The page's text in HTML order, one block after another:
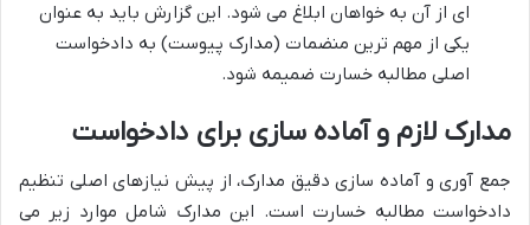
ای از آن به خواهان ابلاغ می شود. این گزارش باید به عنوان
یکی از مهم ترین منضمات (مدارک پیوست) به دادخواست
اصلی مطالبه خسارت ضمیمه شود.
مدارک لازم و آماده سازی برای دادخواست
جمع آوری و آماده سازی دقیق مدارک، از پیش نیازهای اصلی تنظیم
دادخواست مطالبه خسارت است. این مدارک شامل موارد زیر می